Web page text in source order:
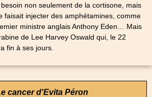
non seulement de la cortisone, mais
faisait injecter des amphétamines, comme
ministre anglais Anthony Eden… Mais
de Lee Harvey Oswald qui, le 22
fin à ses jours.
cancer d'Evita Péron